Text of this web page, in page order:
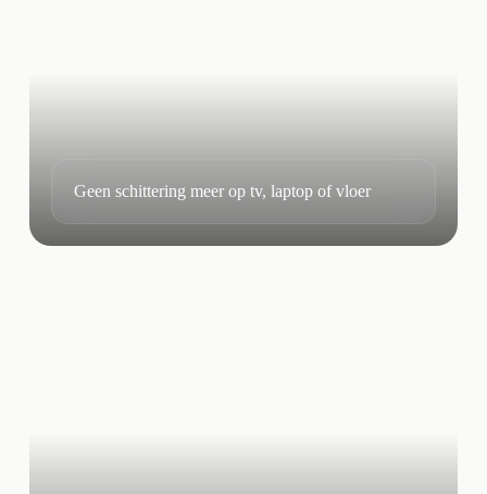
Geen schittering meer op tv, laptop of vloer